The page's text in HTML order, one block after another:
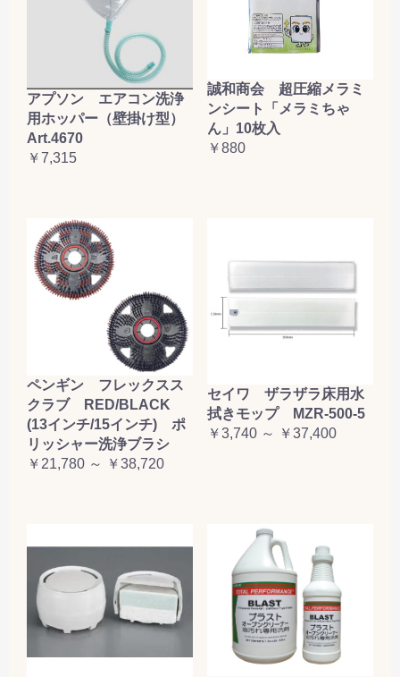
アプソン エアコン洗浄
用ホッパー（壁掛け型）
Art.4670
￥7,315
誠和商会 超圧縮メラミ
ンシート「メラミちゃ
ん」10枚入
￥880
ペンギン フレックスス
クラブ RED/BLACK
(13インチ/15インチ) ポ
リッシャー洗浄ブラシ
￥21,780 ～ ￥38,720
セイワ ザラザラ床用水
拭きモップ MZR-500-5
￥3,740 ～ ￥37,400